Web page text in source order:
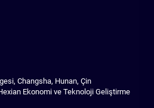
Changsha, Hunan, Çin
Ekonomi ve Teknoloji Geliştirme